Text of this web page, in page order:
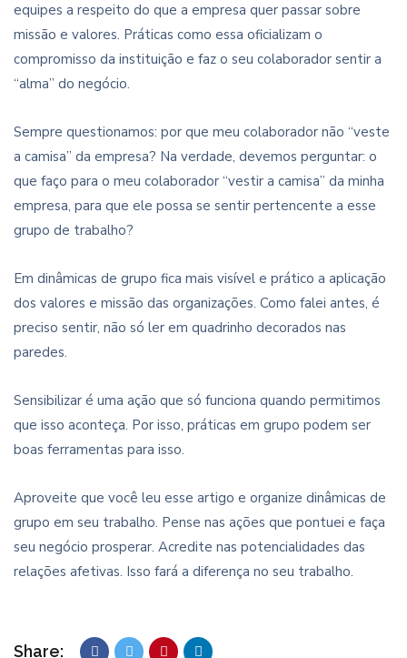
equipes a respeito do que a empresa quer passar sobre
missão e valores. Práticas como essa oficializam o
compromisso da instituição e faz o seu colaborador sentir a
“alma” do negócio.
Sempre questionamos: por que meu colaborador não “veste
a camisa” da empresa? Na verdade, devemos perguntar: o
que faço para o meu colaborador “vestir a camisa” da minha
empresa, para que ele possa se sentir pertencente a esse
grupo de trabalho?
Em dinâmicas de grupo fica mais visível e prático a aplicação
dos valores e missão das organizações. Como falei antes, é
preciso sentir, não só ler em quadrinho decorados nas
paredes.
Sensibilizar é uma ação que só funciona quando permitimos
que isso aconteça. Por isso, práticas em grupo podem ser
boas ferramentas para isso.
Aproveite que você leu esse artigo e organize dinâmicas de
grupo em seu trabalho. Pense nas ações que pontuei e faça
seu negócio prosperar. Acredite nas potencialidades das
relações afetivas. Isso fará a diferença no seu trabalho.
Share: